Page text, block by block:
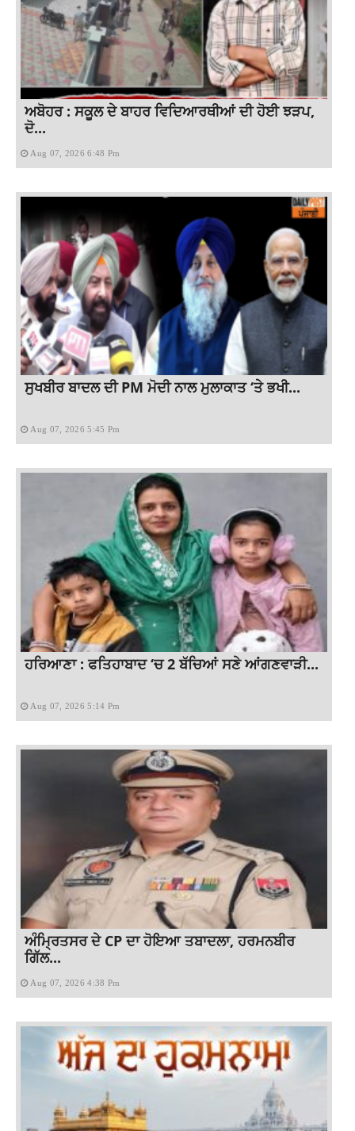
ਅਬੋਹਰ : ਸਕੂਲ ਦੇ ਬਾਹਰ ਵਿਦਿਆਰਥੀਆਂ ਦੀ ਹੋਈ ਝੜਪ,
ਦੋ...
Aug 07, 2026 6:48 Pm
ਸੁਖਬੀਰ ਬਾਦਲ ਦੀ PM ਮੋਦੀ ਨਾਲ ਮੁਲਾਕਾਤ ‘ਤੇ ਭਖੀ...
Aug 07, 2026 5:45 Pm
ਹਰਿਆਣਾ : ਫਤਿਹਾਬਾਦ ‘ਚ 2 ਬੱਚਿਆਂ ਸਣੇ ਆਂਗਣਵਾੜੀ...
Aug 07, 2026 5:14 Pm
ਅੰਮ੍ਰਿਤਸਰ ਦੇ CP ਦਾ ਹੋਇਆ ਤਬਾਦਲਾ, ਹਰਮਨਬੀਰ
ਗਿੱਲ...
Aug 07, 2026 4:38 Pm